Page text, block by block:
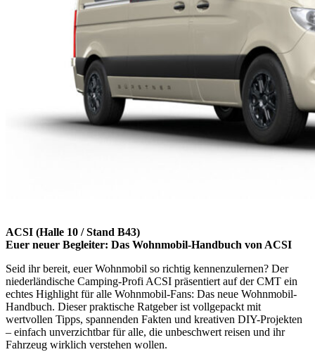
ACSI (Halle 10 / Stand B43)
Euer neuer Begleiter: Das Wohnmobil-Handbuch von ACSI
Seid ihr bereit, euer Wohnmobil so richtig kennenzulernen? Der
niederländische Camping-Profi ACSI präsentiert auf der CMT ein
echtes Highlight für alle Wohnmobil-Fans: Das neue Wohnmobil-
Handbuch. Dieser praktische Ratgeber ist vollgepackt mit
wertvollen Tipps, spannenden Fakten und kreativen DIY-Projekten
– einfach unverzichtbar für alle, die unbeschwert reisen und ihr
Fahrzeug wirklich verstehen wollen.